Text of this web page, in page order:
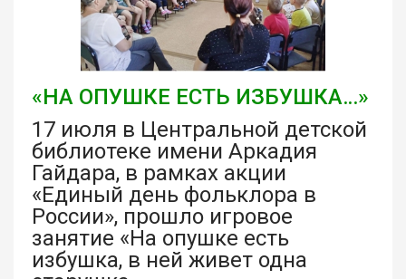
«НА ОПУШКЕ ЕСТЬ ИЗБУШКА…»
17 июля в Центральной детской
библиотеке имени Аркадия
Гайдара, в рамках акции
«Единый день фольклора в
России», прошло игровое
занятие «На опушке есть
избушка, в ней живет одна